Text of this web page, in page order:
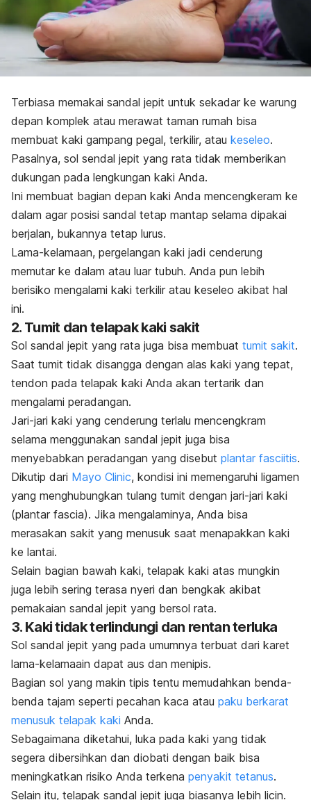
Terbiasa memakai sandal jepit untuk sekadar ke warung
depan komplek atau merawat taman rumah bisa
membuat kaki gampang pegal, terkilir, atau keseleo.
Pasalnya, sol sendal jepit yang rata tidak memberikan
dukungan pada lengkungan kaki Anda.
Ini membuat bagian depan kaki Anda mencengkeram ke
dalam agar posisi sandal tetap mantap selama dipakai
berjalan, bukannya tetap lurus.
Lama-kelamaan, pergelangan kaki jadi cenderung
memutar ke dalam atau luar tubuh. Anda pun lebih
berisiko mengalami kaki terkilir atau keseleo akibat hal
ini.
2. Tumit dan telapak kaki sakit
Sol sandal jepit yang rata juga bisa membuat tumit sakit.
Saat tumit tidak disangga dengan alas kaki yang tepat,
tendon pada telapak kaki Anda akan tertarik dan
mengalami peradangan.
Jari-jari kaki yang cenderung terlalu mencengkram
selama menggunakan sandal jepit juga bisa
menyebabkan peradangan yang disebut plantar fasciitis.
Dikutip dari Mayo Clinic, kondisi ini memengaruhi ligamen
yang menghubungkan tulang tumit dengan jari-jari kaki
(plantar fascia). Jika mengalaminya, Anda bisa
merasakan sakit yang menusuk saat menapakkan kaki
ke lantai.
Selain bagian bawah kaki, telapak kaki atas mungkin
juga lebih sering terasa nyeri dan bengkak akibat
pemakaian sandal jepit yang bersol rata.
3. Kaki tidak terlindungi dan rentan terluka
Sol sandal jepit yang pada umumnya terbuat dari karet
lama-kelamaain dapat aus dan menipis.
Bagian sol yang makin tipis tentu memudahkan benda-
benda tajam seperti pecahan kaca atau paku berkarat
menusuk telapak kaki Anda.
Sebagaimana diketahui, luka pada kaki yang tidak
segera dibersihkan dan diobati dengan baik bisa
meningkatkan risiko Anda terkena penyakit tetanus.
Selain itu, telapak sandal jepit juga biasanya lebih licin.